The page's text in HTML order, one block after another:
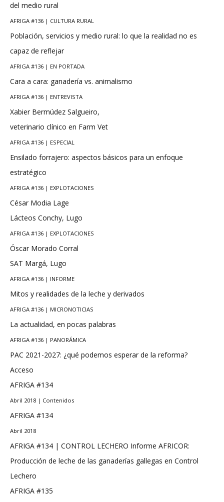
del medio rural
AFRIGA #136 | CULTURA RURAL
Población, servicios y medio rural: lo que la realidad no es
capaz de reflejar
AFRIGA #136 | EN PORTADA
Cara a cara: ganadería vs. animalismo
AFRIGA #136 | ENTREVISTA
Xabier Bermúdez Salgueiro,
veterinario clínico en Farm Vet
AFRIGA #136 | ESPECIAL
Ensilado forrajero: aspectos básicos para un enfoque
estratégico
AFRIGA #136 | EXPLOTACIONES
César Modia Lage
Lácteos Conchy, Lugo
AFRIGA #136 | EXPLOTACIONES
Óscar Morado Corral
SAT Margá, Lugo
AFRIGA #136 | INFORME
Mitos y realidades de la leche y derivados
AFRIGA #136 | MICRONOTICIAS
La actualidad, en pocas palabras
AFRIGA #136 | PANORÁMICA
PAC 2021-2027: ¿qué podemos esperar de la reforma?
Acceso
AFRIGA #134
Abril 2018 | Contenidos
AFRIGA #134
Abril 2018
AFRIGA #134 | CONTROL LECHERO Informe AFRICOR:
Producción de leche de las ganaderías gallegas en Control
Lechero
AFRIGA #135